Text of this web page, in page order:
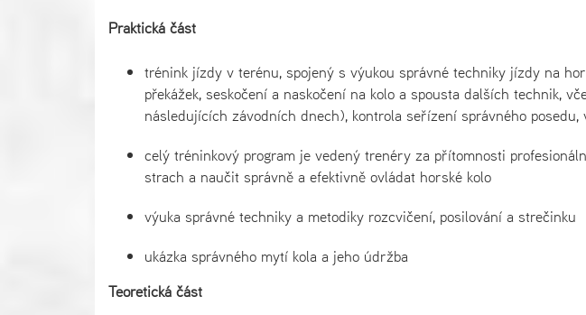
Praktická část
trénink jízdy v terénu, spojený s výukou správné techniky jízdy na
překážek, seskočení a naskočení na kolo a spousta dalších technik,
následujících závodních dnech), kontrola seřízení správného
celý tréninkový program je vedený trenéry za přítomnosti
strach a naučit správně a efektivně ovládat horské kolo
výuka správné techniky a metodiky rozcvičení, posilování a strečinku
ukázka správného mytí kola a jeho údržba
Teoretická část